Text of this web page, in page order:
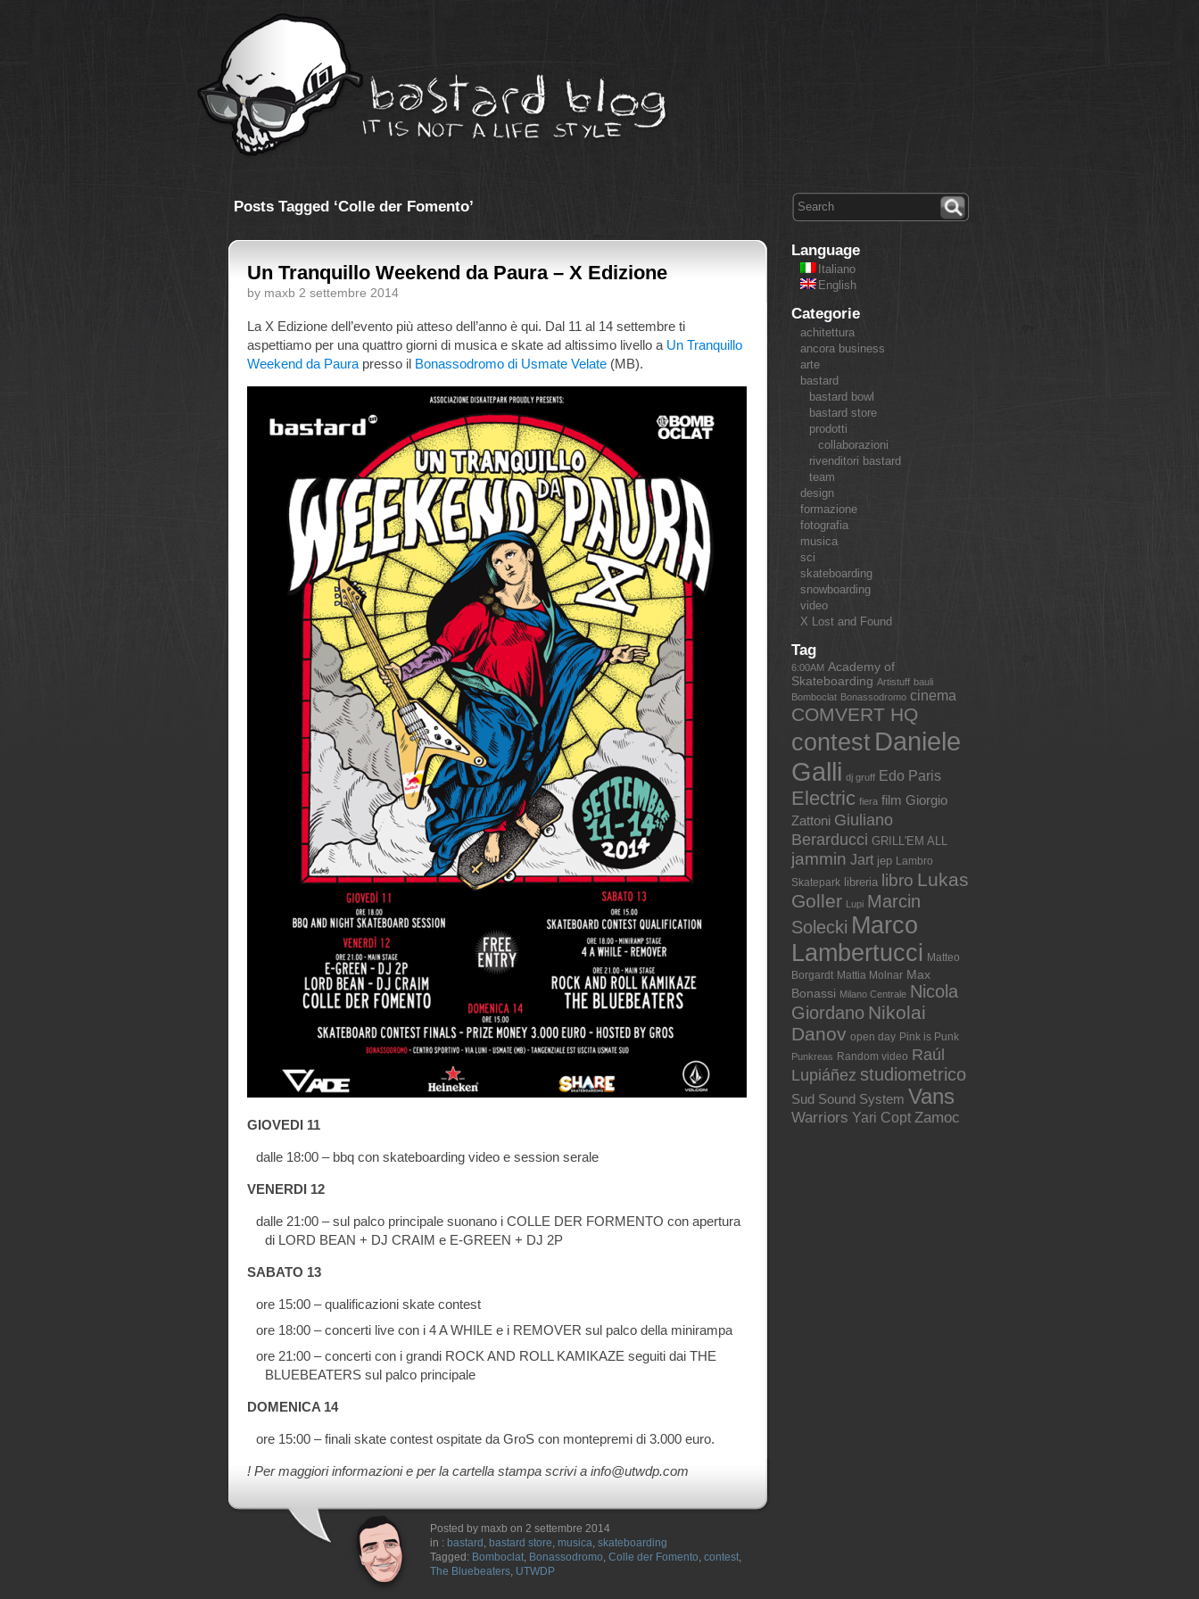
Posts Tagged ‘Colle der Fomento’
Un Tranquillo Weekend da Paura – X Edizione
by maxb 2 settembre 2014
La X Edizione dell’evento più atteso dell’anno è qui. Dal 11 al 14 settembre ti
aspettiamo per una quattro giorni di musica e skate ad altissimo livello a Un Tranquillo
Weekend da Paura presso il Bonassodromo di Usmate Velate (MB).
GIOVEDI 11
dalle 18:00 – bbq con skateboarding video e session serale
VENERDI 12
dalle 21:00 – sul palco principale suonano i COLLE DER FORMENTO con apertura
di LORD BEAN + DJ CRAIM e E-GREEN + DJ 2P
SABATO 13
ore 15:00 – qualificazioni skate contest
ore 18:00 – concerti live con i 4 A WHILE e i REMOVER sul palco della minirampa
ore 21:00 – concerti con i grandi ROCK AND ROLL KAMIKAZE seguiti dai THE
BLUEBEATERS sul palco principale
DOMENICA 14
ore 15:00 – finali skate contest ospitate da GroS con montepremi di 3.000 euro.
! Per maggiori informazioni e per la cartella stampa scrivi a info@utwdp.com
Posted by maxb on 2 settembre 2014
in : bastard , bastard store, musica, skateboarding
Tagged: Bomboclat, Bonassodromo, Colle der Fomento, contest,
The Bluebeaters, UTWDP
Language
Italiano
English
Categorie
achitettura
ancora business
arte
bastard
bastard bowl
bastard store
prodotti
collaborazioni
rivenditori bastard
team
design
formazione
fotografia
musica
sci
skateboarding
snowboarding
video
X Lost and Found
Tag
6:00AM Academy of
Skateboarding Artistuff bauli
Bomboclat Bonassodromo cinema
COMVERT HQ
contest Daniele
Galli dj gruff Edo Paris
Electric fiera film Giorgio
Zattoni Giuliano
Berarducci GRILL'EM ALL
jammin Jart jep Lambro
Skatepark libreria libro Lukas
Goller Lupi Marcin
Solecki Marco
Lambertucci Matteo
Borgardt Mattia Molnar Max
Bonassi Milano Centrale Nicola
Giordano Nikolai
Danov open day Pink is Punk
Punkreas Random video Raúl
Lupiáñez studiometrico
Sud Sound System Vans
Warriors Yari Copt Zamoc